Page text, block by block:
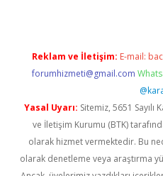
Reklam ve İletişim: E-mail:
forumhizmeti@gmail.com
Yasal Uyarı: Sitemiz, 5651
ve İletişim Kurumu (BTK)
olarak hizmet vermektedir. Bu
olarak denetleme veya araştırma